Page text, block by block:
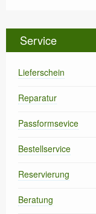
Service
Lieferschein
Reparatur
Passformsevice
Bestellservice
Reservierung
Beratung